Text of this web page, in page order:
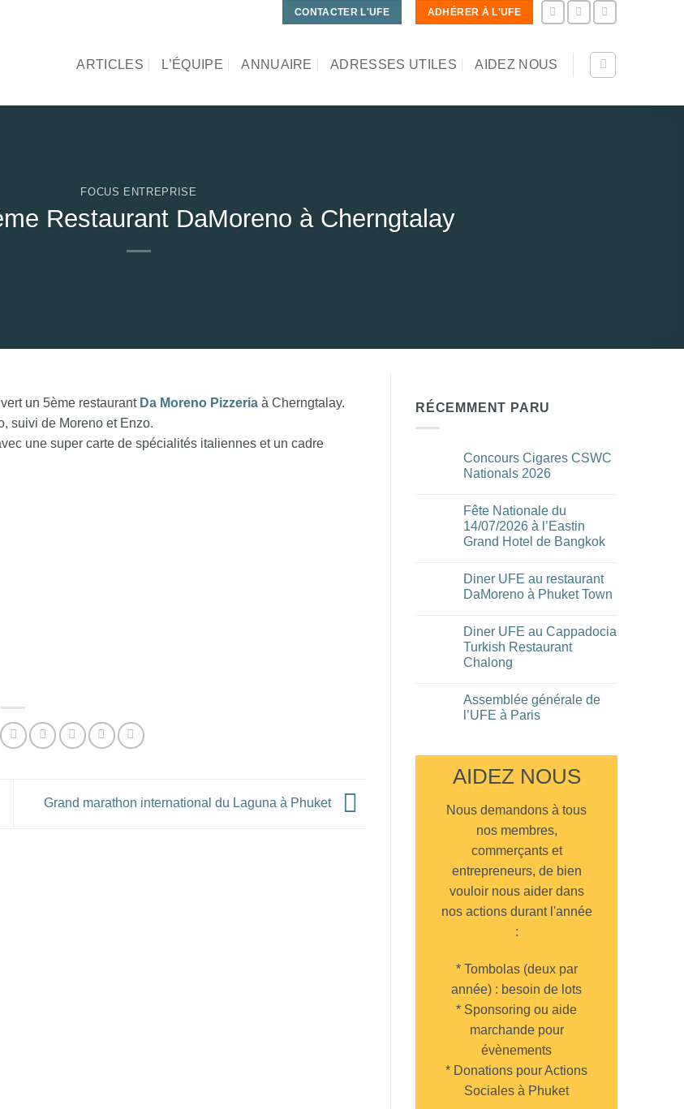
CONTACTER L'UFE ADHÉRER À L'UFE
ARTICLES L’ÉQUIPE ANNUAIRE ADRESSES UTILES AIDEZ NOUS
FOCUS ENTREPRISE
Restaurant DaMoreno à Cherngtalay
un 5ème restaurant Da Moreno Pizzeria à Cherngtalay.
suivi de Moreno et Enzo.
une super carte de spécialités italiennes et un cadre
Grand marathon international du Laguna à Phuket
RÉCEMMENT PARU
Concours Cigares CSWC
Nationals 2026
sur
Concours
Cigares
CSWC
Fête Nationale du
14/07/2026 à l’Eastin
Grand Hotel de Bangkok
sur
Fête
Nationale
à
l’Eastin
Grand
Hotel
Diner UFE au restaurant
DaMoreno à Phuket Town
sur
Diner
UFE
au
à
Phuket
Town
Diner UFE au Cappadocia
Turkish Restaurant
Chalong
sur
Diner
UFE
Chalong
Assemblée générale de
l’UFE à Paris
générale
de
Paris
AIDEZ NOUS
Nous demandons à tous
nos membres,
commerçants et
entrepreneurs, de bien
vouloir nous aider dans
nos actions durant l'année
:
* Tombolas (deux par
année) : besoin de lots
* Sponsoring ou aide
marchande pour
évènements
* Donations pour Actions
Sociales à Phuket